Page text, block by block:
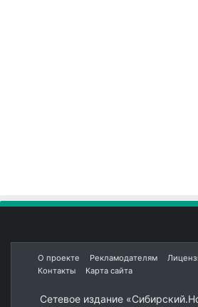
О проекте Рекламодателям
Контакты
Карта сайта
Сетевое издание